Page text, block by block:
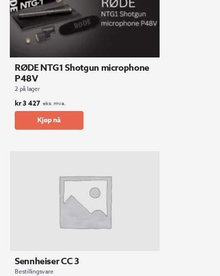
RØDE NTG1 Shotgun microphone
P48V
2 på lager
kr3 427 eks. mva.
Kjøp nå
Sennheiser CC 3
Bestillingsvare